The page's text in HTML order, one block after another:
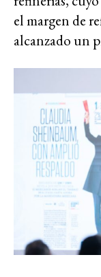
el margen de
alcanzado un